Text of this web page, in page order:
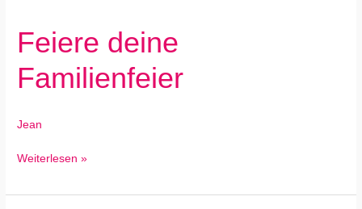
Feiere deine
Familienfeier
Jean
Feiere
deine
Familienfeier
Weiterlesen »